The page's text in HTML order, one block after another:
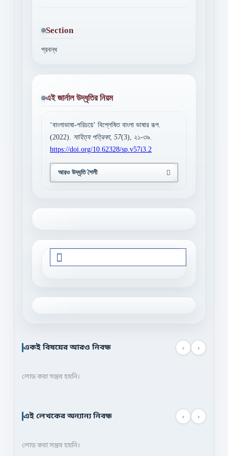
Section
প্রবন্ধ
এই জার্নাল উদ্ধৃতির নিয়ম
‘বাংলাভাষা-পরিচয়ে’ বিশ্লেষিত বাংলা ভাষার রূপ.
(2022). সাহিত্য পত্রিকা, 57(3), ২১-৩৯.
https://doi.org/10.62328/sp.v57i3.2
আরও উদ্ধৃতি শৈলী
একই বিষয়ের আরও নিবন্ধ ‹ ›
লোড করা সম্ভব হয়নি।
এই লেখকের অন্যান্য নিবন্ধ ‹ ›
লোড করা সম্ভব হয়নি।